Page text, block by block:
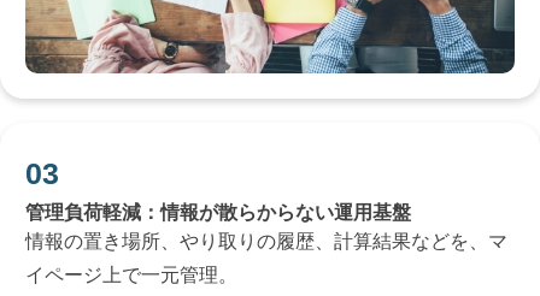
管理負荷軽減：情報が散らからない運用基盤
情報の置き場所、やり取りの履歴、計算結果などを、マ
イページ上で一元管理。